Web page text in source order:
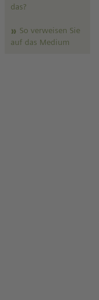
das?
So verweisen Sie
auf das Medium